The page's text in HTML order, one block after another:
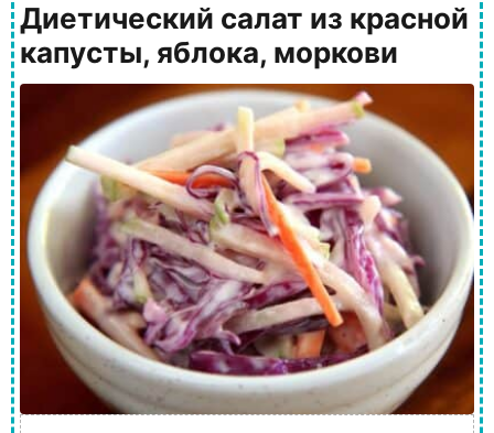
Диетический салат из красной
капусты, яблока, моркови